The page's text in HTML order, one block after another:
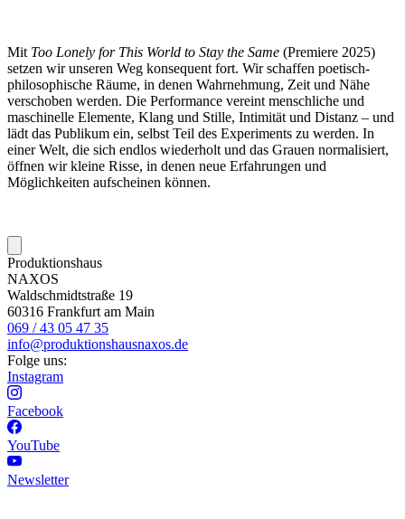
Mit Too Lonely for This World to Stay the Same (Premiere 2025)
setzen wir unseren Weg konsequent fort. Wir schaffen poetisch-
philosophische Räume, in denen Wahrnehmung, Zeit und Nähe
verschoben werden. Die Performance vereint menschliche und
maschinelle Elemente, Klang und Stille, Intimität und Distanz – und
lädt das Publikum ein, selbst Teil des Experiments zu werden. In
einer Welt, die sich endlos wiederholt und das Grauen normalisiert,
öffnen wir kleine Risse, in denen neue Erfahrungen und
Möglichkeiten aufscheinen können.
Produktionshaus
NAXOS
Waldschmidtstraße 19
60316 Frankfurt am Main
069 / 43 05 47 35
info@produktionshausnaxos.de
Folge uns:
Instagram
Facebook
YouTube
Newsletter